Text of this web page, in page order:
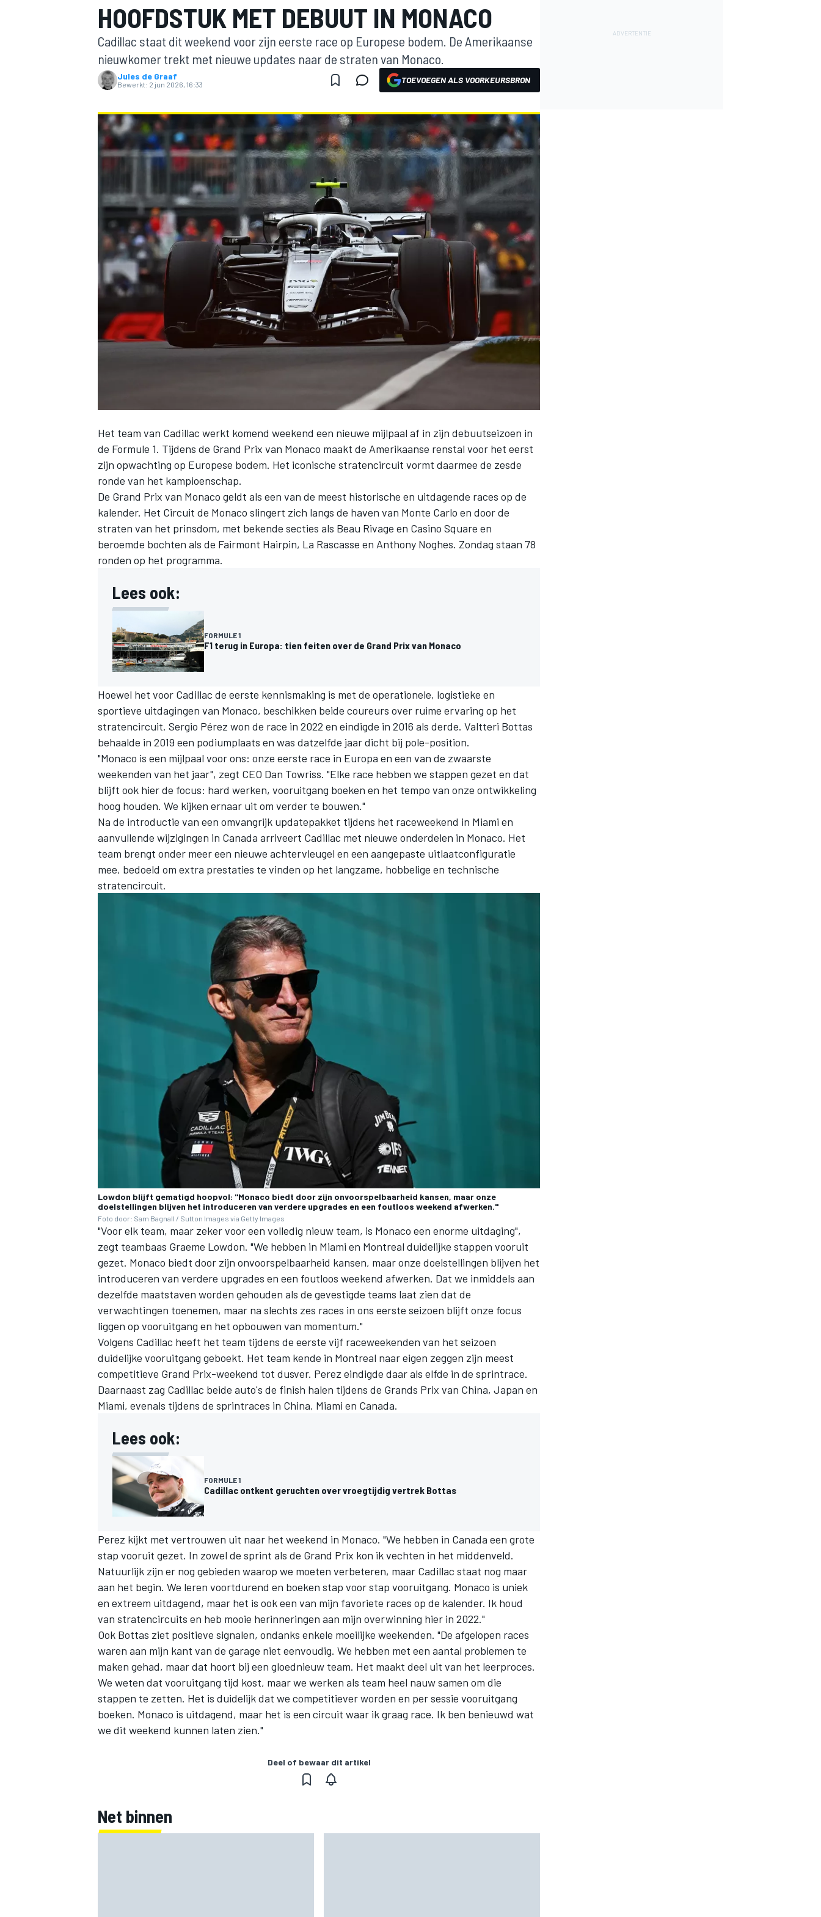
MOTOGP
INDYCAR
DTM
MEER RACEKLASSEN
HOOFDSTUK MET DEBUUT IN MONACO
Cadillac staat dit weekend voor zijn eerste race op Europese bodem. De Amerikaanse
nieuwkomer trekt met nieuwe updates naar de straten van Monaco.
Jules de Graaf
Bewerkt: 2 jun 2026, 16:33 TOEVOEGEN ALS VOORKEURSBRON
Het team van Cadillac werkt komend weekend een nieuwe mijlpaal af in zijn debuutseizoen in
de Formule 1. Tijdens de Grand Prix van Monaco maakt de Amerikaanse renstal voor het eerst
zijn opwachting op Europese bodem. Het iconische stratencircuit vormt daarmee de zesde
ronde van het kampioenschap.
De Grand Prix van Monaco geldt als een van de meest historische en uitdagende races op de
kalender. Het Circuit de Monaco slingert zich langs de haven van Monte Carlo en door de
straten van het prinsdom, met bekende secties als Beau Rivage en Casino Square en
beroemde bochten als de Fairmont Hairpin, La Rascasse en Anthony Noghes. Zondag staan 78
ronden op het programma.
Lees ook:
FORMULE 1
F1 terug in Europa: tien feiten over de Grand Prix van Monaco
Hoewel het voor Cadillac de eerste kennismaking is met de operationele, logistieke en
sportieve uitdagingen van Monaco, beschikken beide coureurs over ruime ervaring op het
stratencircuit. Sergio Pérez won de race in 2022 en eindigde in 2016 als derde. Valtteri Bottas
behaalde in 2019 een podiumplaats en was datzelfde jaar dicht bij pole-position.
"Monaco is een mijlpaal voor ons: onze eerste race in Europa en een van de zwaarste
weekenden van het jaar", zegt CEO Dan Towriss. "Elke race hebben we stappen gezet en dat
blijft ook hier de focus: hard werken, vooruitgang boeken en het tempo van onze ontwikkeling
hoog houden. We kijken ernaar uit om verder te bouwen."
Na de introductie van een omvangrijk updatepakket tijdens het raceweekend in Miami en
aanvullende wijzigingen in Canada arriveert Cadillac met nieuwe onderdelen in Monaco. Het
team brengt onder meer een nieuwe achtervleugel en een aangepaste uitlaatconfiguratie
mee, bedoeld om extra prestaties te vinden op het langzame, hobbelige en technische
stratencircuit.
Lowdon blijft gematigd hoopvol: "Monaco biedt door zijn onvoorspelbaarheid kansen, maar onze
doelstellingen blijven het introduceren van verdere upgrades en een foutloos weekend afwerken."
Foto door: Sam Bagnall / Sutton Images via Getty Images
"Voor elk team, maar zeker voor een volledig nieuw team, is Monaco een enorme uitdaging",
zegt teambaas Graeme Lowdon. "We hebben in Miami en Montreal duidelijke stappen vooruit
gezet. Monaco biedt door zijn onvoorspelbaarheid kansen, maar onze doelstellingen blijven het
introduceren van verdere upgrades en een foutloos weekend afwerken. Dat we inmiddels aan
dezelfde maatstaven worden gehouden als de gevestigde teams laat zien dat de
verwachtingen toenemen, maar na slechts zes races in ons eerste seizoen blijft onze focus
liggen op vooruitgang en het opbouwen van momentum."
Volgens Cadillac heeft het team tijdens de eerste vijf raceweekenden van het seizoen
duidelijke vooruitgang geboekt. Het team kende in Montreal naar eigen zeggen zijn meest
competitieve Grand Prix-weekend tot dusver. Perez eindigde daar als elfde in de sprintrace.
Daarnaast zag Cadillac beide auto's de finish halen tijdens de Grands Prix van China, Japan en
Miami, evenals tijdens de sprintraces in China, Miami en Canada.
Lees ook:
FORMULE 1
Cadillac ontkent geruchten over vroegtijdig vertrek Bottas
Perez kijkt met vertrouwen uit naar het weekend in Monaco. "We hebben in Canada een grote
stap vooruit gezet. In zowel de sprint als de Grand Prix kon ik vechten in het middenveld.
Natuurlijk zijn er nog gebieden waarop we moeten verbeteren, maar Cadillac staat nog maar
aan het begin. We leren voortdurend en boeken stap voor stap vooruitgang. Monaco is uniek
en extreem uitdagend, maar het is ook een van mijn favoriete races op de kalender. Ik houd
van stratencircuits en heb mooie herinneringen aan mijn overwinning hier in 2022."
Ook Bottas ziet positieve signalen, ondanks enkele moeilijke weekenden. "De afgelopen races
waren aan mijn kant van de garage niet eenvoudig. We hebben met een aantal problemen te
maken gehad, maar dat hoort bij een gloednieuw team. Het maakt deel uit van het leerproces.
We weten dat vooruitgang tijd kost, maar we werken als team heel nauw samen om die
stappen te zetten. Het is duidelijk dat we competitiever worden en per sessie vooruitgang
boeken. Monaco is uitdagend, maar het is een circuit waar ik graag race. Ik ben benieuwd wat
we dit weekend kunnen laten zien."
Deel of bewaar dit artikel
Net binnen